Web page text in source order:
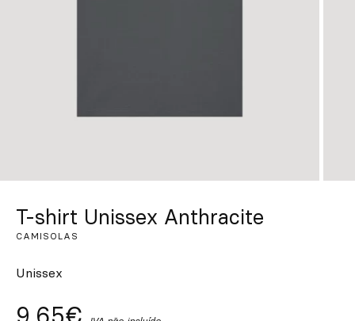
T-shirt Unissex Anthracite
CAMISOLAS
Unissex